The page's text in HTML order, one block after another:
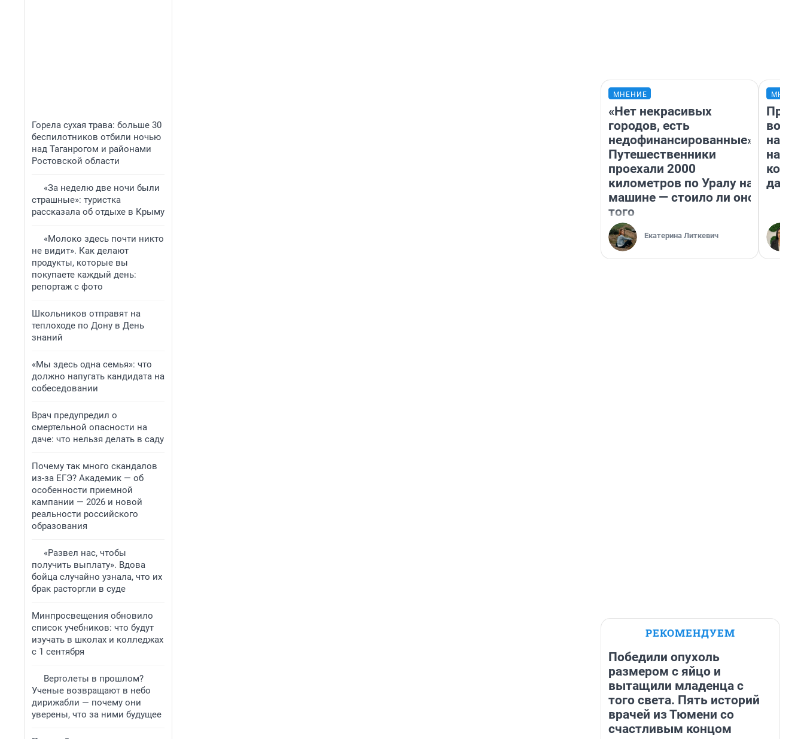
Горела сухая трава: больше 30
беспилотников отбили ночью
над Таганрогом и районами
Ростовской области
«За неделю две ночи были
страшные»: туристка
рассказала об отдыхе в Крыму
«Молоко здесь почти никто
не видит». Как делают
продукты, которые вы
покупаете каждый день:
репортаж с фото
Школьников отправят на
теплоходе по Дону в День
знаний
«Мы здесь одна семья»: что
должно напугать кандидата на
собеседовании
Врач предупредил о
смертельной опасности на
даче: что нельзя делать в саду
Почему так много скандалов
из-за ЕГЭ? Академик — об
особенности приемной
кампании — 2026 и новой
реальности российского
образования
«Развел нас, чтобы
получить выплату». Вдова
бойца случайно узнала, что их
брак расторгли в суде
Минпросвещения обновило
список учебников: что будут
изучать в школах и колледжах
с 1 сентября
Вертолеты в прошлом?
Ученые возвращают в небо
дирижабли — почему они
уверены, что за ними будущее
МНЕНИЕ
«Нет некрасивых
городов, есть
недофинансированные».
Путешественники
проехали 2000
километров по Уралу на
машине — стоило ли оно
того
Екатерина Литкевич
нам
даже
РЕКОМЕНДУЕМ
Победили опухоль
размером с яйцо и
вытащили младенца с
того света. Пять историй
врачей из Тюмени со
счастливым концом